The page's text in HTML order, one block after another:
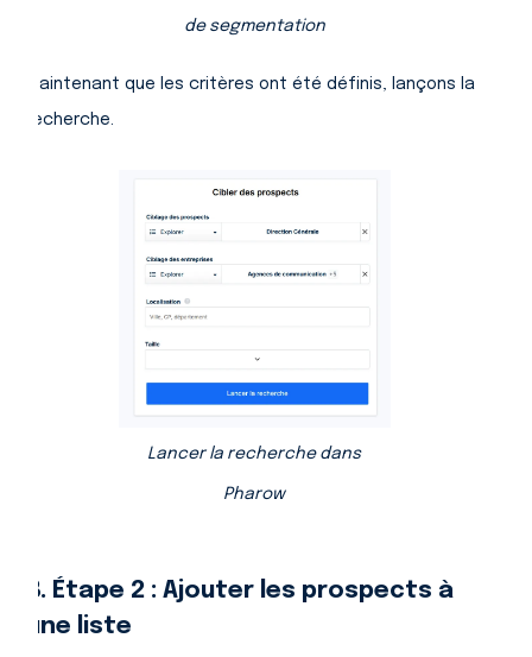
de segmentation
Maintenant que les critères ont été définis, lançons la
recherche.
Lancer la recherche dans
Pharow
B. Étape 2 : Ajouter les prospects à
une liste